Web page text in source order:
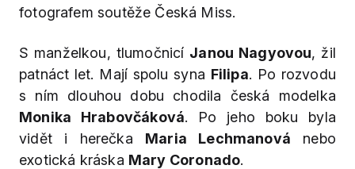
fotografem soutěže Česká Miss.
S manželkou, tlumočnicí Janou Nagyovou, žil
patnáct let. Mají spolu syna Filipa. Po rozvodu
s ním dlouhou dobu chodila česká modelka
Monika Hrabovčáková. Po jeho boku byla
vidět i herečka Maria Lechmanová nebo
exotická kráska Mary Coronado.